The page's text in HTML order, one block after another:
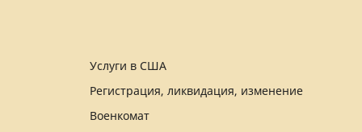
Услуги в США
Регистрация, ликвидация, изменение
Военкомат